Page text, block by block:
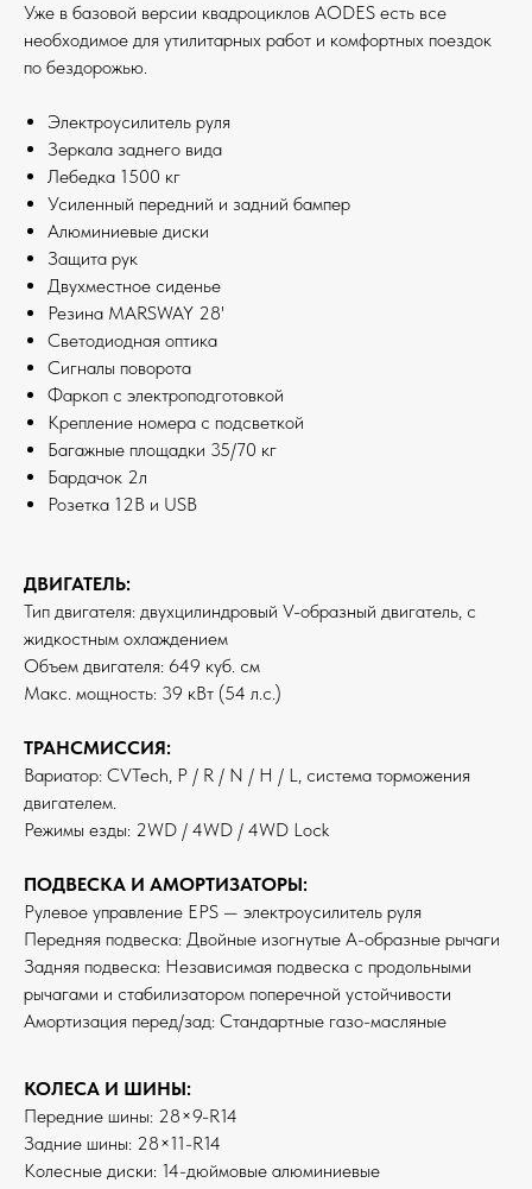
Уже в базовой версии квадроциклов AODES есть все
необходимое для утилитарных работ и комфортных поездок
по бездорожью.
Электроусилитель руля
Зеркала заднего вида
Лебедка 1500 кг
Усиленный передний и задний бампер
Алюминиевые диски
Защита рук
Двухместное сиденье
Резина MARSWAY 28'
Светодиодная оптика
Сигналы поворота
Фаркоп с электроподготовкой
Крепление номера с подсветкой
Багажные площадки 35/70 кг
Бардачок 2л
Розетка 12В и USB
ДВИГАТЕЛЬ:
Тип двигателя: двухцилиндровый V-образный двигатель, с
жидкостным охлаждением
Объем двигателя: 649 куб. см
Макс. мощность: 39 кВт (54 л.с.)
ТРАНСМИССИЯ:
Вариатор: CVTech, P / R / N / H / L, система торможения
двигателем.
Режимы езды: 2WD / 4WD / 4WD Lock
ПОДВЕСКА И АМОРТИЗАТОРЫ:
Рулевое управление EPS — электроусилитель руля
Передняя подвеска: Двойные изогнутые А-образные рычаги
Задняя подвеска: Независимая подвеска с продольными
рычагами и стабилизатором поперечной устойчивости
Амортизация перед/зад: Стандартные газо-масляные
КОЛЕСА И ШИНЫ:
Передние шины: 28×9-R14
Задние шины: 28×11-R14
Колесные диски: 14-дюймовые алюминиевые